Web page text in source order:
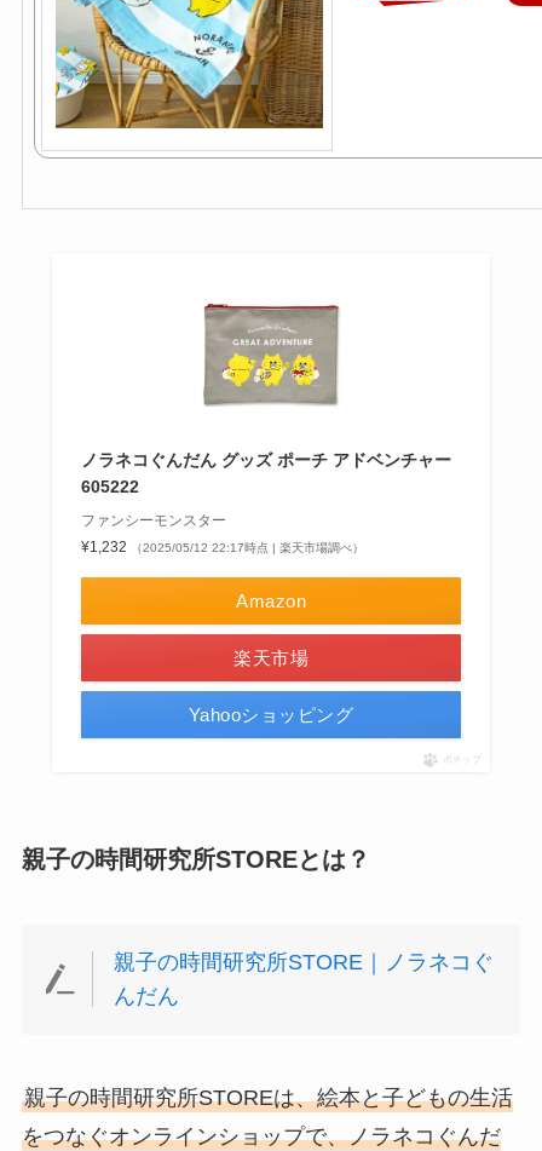
ノラネコぐんだん グッズ ポーチ アドベンチャー
605222
ファンシーモンスター
¥1,232
（2025/05/12 22:17時点 | 楽天市場調べ）
Amazon
楽天市場
Yahooショッピング
ポチップ
親子の時間研究所STOREとは？
親子の時間研究所STORE｜ノラネコぐ
んだん
親子の時間研究所STOREは、絵本と子どもの生活
をつなぐオンラインショップで、ノラネコぐんだ